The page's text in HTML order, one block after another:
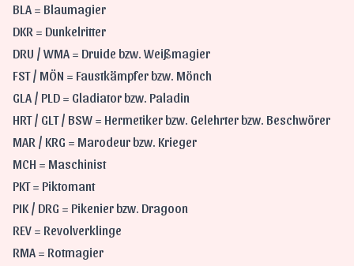
BLA = Blaumagier
DKR = Dunkelritter
DRU / WMA = Druide bzw. Weißmagier
FST / MÖN = Faustkämpfer bzw. Mönch
GLA / PLD = Gladiator bzw. Paladin
HRT / GLT / BSW = Hermetiker bzw. Gelehrter bzw. Beschwörer
MAR / KRG = Marodeur bzw. Krieger
MCH = Maschinist
PKT = Piktomant
PIK / DRG = Pikenier bzw. Dragoon
REV = Revolverklinge
RMA = Rotmagier